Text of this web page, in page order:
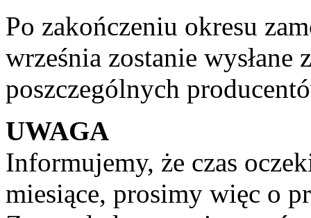
Po zakończeniu okresu
września zostanie
poszczególnych
UWAGA
Informujemy, że czas
miesiące, prosimy więc o